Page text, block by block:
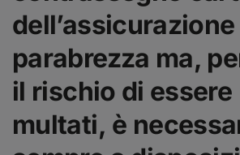
parabrezza ma,
il rischio di essere
multati, è